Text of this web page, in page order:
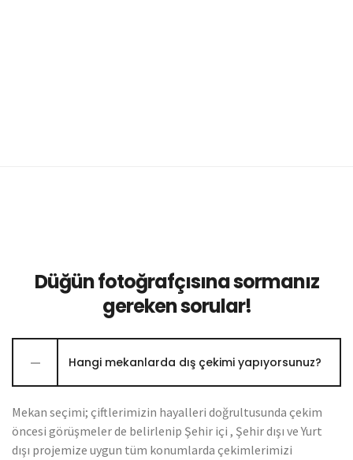
Düğün fotoğrafçısına sormanız
gereken sorular!
Hangi mekanlarda dış çekimi yapıyorsunuz?
Mekan seçimi; çiftlerimizin hayalleri doğrultusunda çekim
öncesi görüşmeler de belirlenip Şehir içi , Şehir dışı ve Yurt
dışı projemize uygun tüm konumlarda çekimlerimizi